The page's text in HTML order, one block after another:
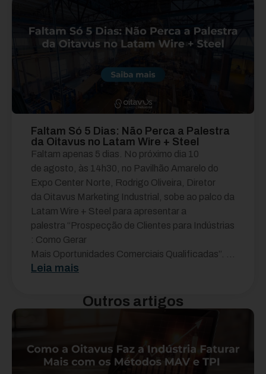
Faltam Só 5 Dias: Não Perca a Palestra
da Oitavus no Latam Wire + Steel
Faltam apenas 5 dias. No próximo dia 10
de agosto, às 14h30, no Pavilhão Amarelo do
Expo Center Norte, Rodrigo Oliveira, Diretor
da Oitavus Marketing Industrial, sobe ao palco da
Latam Wire + Steel para apresentar a
palestra “Prospecção de Clientes para Indústrias
: Como Gerar
Mais Oportunidades Comerciais Qualificadas”. ...
Leia mais
Outros artigos